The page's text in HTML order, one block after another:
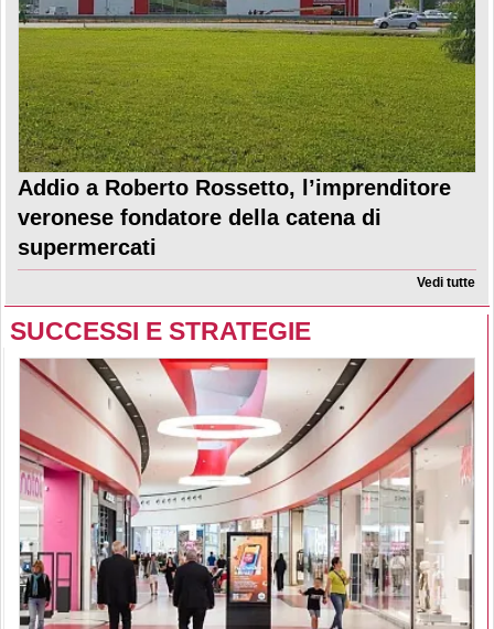
Addio a Roberto Rossetto, l’imprenditore
veronese fondatore della catena di
supermercati
Vedi tutte
SUCCESSI E STRATEGIE